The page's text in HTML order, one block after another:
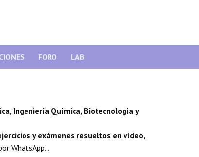
FORO LAB
Ingeniería Química, Biotecnología y
y exámenes resueltos en vídeo,
WhatsApp. .